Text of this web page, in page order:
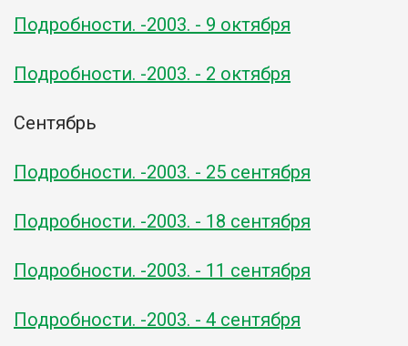
Подробности. -2003. - 9 октября
Подробности. -2003. - 2 октября
Сентябрь
Подробности. -2003. - 25 сентября
Подробности. -2003. - 18 сентября
Подробности. -2003. - 11 сентября
Подробности. -2003. - 4 сентября